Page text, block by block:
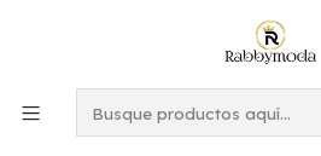
Este es el texto del slide